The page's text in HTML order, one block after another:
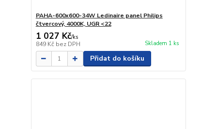
PAHA-600x600-34W Ledinaire panel Philips
čtvercový, 4000K, UGR <22
1 027 Kč/ks
849 Kč bez DPH Skladem 1 ks
Přidat do košíku